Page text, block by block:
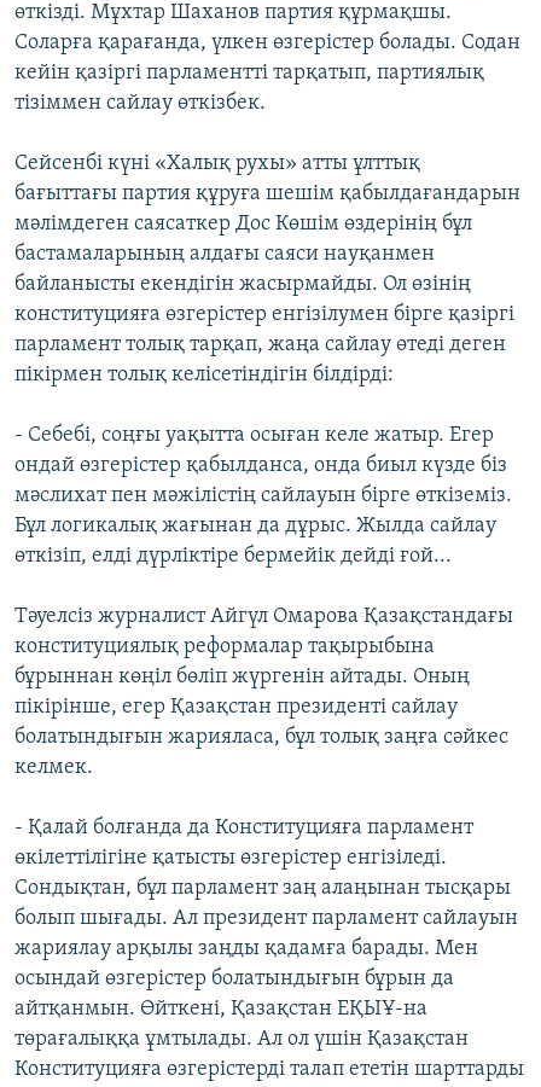
өткізді. Мұхтар Шаханов партия құрмақшы.
Соларға қарағанда, үлкен өзгерістер болады. Содан
кейін қазіргі парламентті тарқатып, партиялық
тізіммен сайлау өткізбек.
Сейсенбі күні «Халық рухы» атты ұлттық
бағыттағы партия құруға шешім қабылдағандарын
мәлімдеген саясаткер Дос Көшім өздерінің бұл
бастамаларының алдағы саяси науқанмен
байланысты екендігін жасырмайды. Ол өзінің
конституцияға өзгерістер енгізілумен бірге қазіргі
парламент толық тарқап, жаңа сайлау өтеді деген
пікірмен толық келісетіндігін білдірді:
- Себебі, соңғы уақытта осыған келе жатыр. Егер
ондай өзгерістер қабылданса, онда биыл күзде біз
мәслихат пен мәжілістің сайлауын бірге өткіземіз.
Бұл логикалық жағынан да дұрыс. Жылда сайлау
өткізіп, елді дүрліктіре бермейік дейді ғой...
Тәуелсіз журналист Айгүл Омарова Қазақстандағы
конституциялық реформалар тақырыбына
бұрыннан көңіл бөліп жүргенін айтады. Оның
пікірінше, егер Қазақстан президенті сайлау
болатындығын жарияласа, бұл толық заңға сәйкес
келмек.
- Қалай болғанда да Конституцияға парламент
өкілеттілігіне қатысты өзгерістер енгізіледі.
Сондықтан, бұл парламент заң алаңынан тысқары
болып шығады. Ал президент парламент сайлауын
жариялау арқылы заңды қадамға барады. Мен
осындай өзгерістер болатындығын бұрын да
айтқанмын. Өйткені, Қазақстан ЕҚЫҰ-на
төрағалыққа ұмтылады. Ал ол үшін Қазақстан
Конституцияға өзгерістерді талап ететін шарттарды